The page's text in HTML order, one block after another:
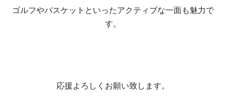
ゴルフやバスケットといったアクティブな一面も魅力で
す。
応援よろしくお願い致します。